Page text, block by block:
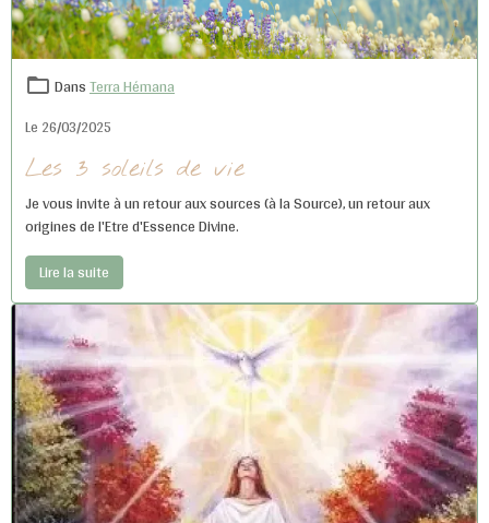
DansTerra Hémana
Le 26/03/2025
Les 3 soleils de vie
Je vous invite à un retour aux sources (à la Source), un retour aux
origines de l'Etre d'Essence Divine.
Lire la suite